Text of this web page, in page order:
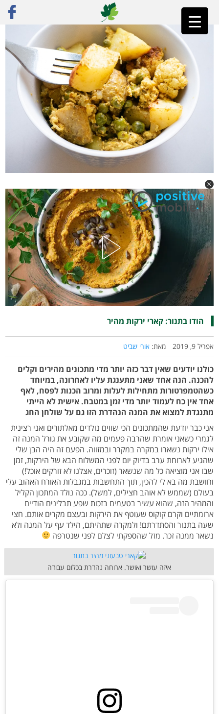
ראשי»פוסט נבחר הודו בתנור: קארי ירקות מהיר
הודו בתנור: קארי ירקות מהיר
אפריל 9, 2019 מאת: אורי שביט
כולנו יודעים שאין דבר כזה יותר מדי מתכונים מהירים וקלים
להכנה. הנה אחד שאני מתענגת עליו לאחרונה, במיוחד
כשהטמפרטורות מתחילות לעלות ומרוב הכנות לפסח, לאף
אחד אין כח לעמוד יותר מדי זמן במטבח. אישית לא הייתי
מתנגדת למצוא את המנה הנהדרת הזו גם על שולחן החג
אני כבר יודעת שהמתכונים הכי שווים נולדים מאלתורים ואני רצינית
לגמרי כשאני אומרת שהרבה פעמים מה שקובע את גורל המנה זה
אילו ירקות נשארו במקרה במקרר ובמזווה. הפעם זה היה הבן שלי
שהגיע לארוחת ערב בדיוק יום לפני המשלוח הבא של הירקות, זמן
שבו אני מוציאה כל מה שנשאר (זוכרים, אצלנו לא זורקים אוכל!)
וחושבת מה בא לי להכין, תוך התחשבות במגבלות האורח האהוב עלי
בעולם (שממש לא אוהב חצילים, למשל). ככה נולד המתכון הקליל
והמהיר הזה, שהוא עשיר בטעמים בזכות שפע תבלינים הודיים
ארומתיים וקרם קוקוס שעוטף את הירקות ובעצם מקרים אותם. חצי
שעה בתנור והסתדרתם! ולמקרה שתהיתם, הילד עף על המנה ולא
נשאר ממנה זכר. מזל שהספקתי לצלם לפני שנטרפה
איזה עושר ואושר. ארוחה נהדרת בכלום עבודה